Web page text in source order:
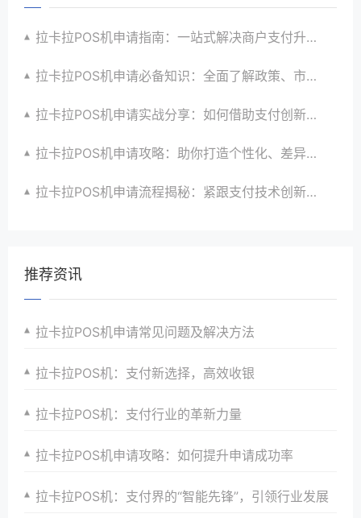
拉卡拉POS机申请指南：一站式解决商户支付升级、智能化与创新需求
拉卡拉POS机申请必备知识：全面了解政策、市场、技术与创新趋势
拉卡拉POS机申请实战分享：如何借助支付创新技术提升商户运营效益与效率
拉卡拉POS机申请攻略：助你打造个性化、差异化支付体验以提升竞争力
拉卡拉POS机申请流程揭秘：紧跟支付技术创新步伐，抢占市场先机
推荐资讯
拉卡拉POS机申请常见问题及解决方法
拉卡拉POS机：支付新选择，高效收银
拉卡拉POS机：支付行业的革新力量
拉卡拉POS机申请攻略：如何提升申请成功率
拉卡拉POS机：支付界的“智能先锋”，引领行业发展